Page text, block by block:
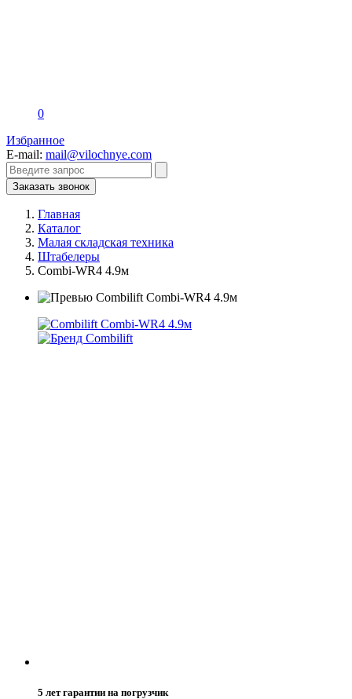
0
Избранное
E-mail: mail@vilochnye.com
Заказать звонок
Главная
Каталог
Малая складская техника
Штабелеры
Combi-WR4 4.9м
5 лет гарантии на погрузчик